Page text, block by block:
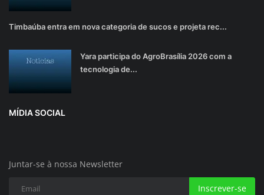
Timbaúba entra em nova categoria de sucos e projeta rec...
Yara participa do AgroBrasília 2026 com a
tecnologia de...
MÍDIA SOCIAL
Juntar-se à nossa Newsletter
Inscrever-se